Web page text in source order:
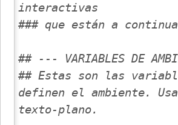
interactivas
### que están a
## --- VARIABLES DE
## Estas son las
definen el ambiente.
texto-plano.